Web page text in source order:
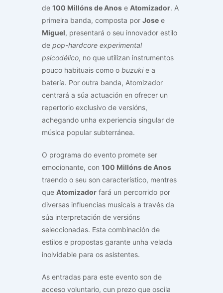
de 100 Millóns de Anos e Atomizador. A
primeira banda, composta por Jose e
Miguel, presentará o seu innovador estilo
de pop-hardcore experimental
psicodélico, no que utilizan instrumentos
pouco habituais como o buzukie a
batería. Por outra banda, Atomizador
centrará a súa actuación en ofrecer un
repertorio exclusivo de versións,
achegando unha experiencia singular de
música popular subterránea.
O programa do evento promete ser
emocionante, con 100 Millóns de Anos
traendo o seu son característico, mentres
que Atomizador fará un percorrido por
diversas influencias musicais a través da
súa interpretación de versións
seleccionadas. Esta combinación de
estilos e propostas garante unha velada
inolvidable para os asistentes.
As entradas para este evento son de
acceso voluntario, cun prezo que oscila